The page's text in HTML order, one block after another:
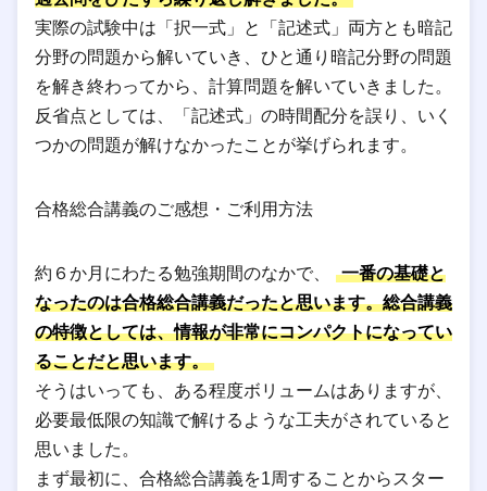
実際の試験中は「択一式」と「記述式」両方とも暗記
分野の問題から解いていき、ひと通り暗記分野の問題
を解き終わってから、計算問題を解いていきました。
反省点としては、「記述式」の時間配分を誤り、いく
つかの問題が解けなかったことが挙げられます。
合格総合講義のご感想・ご利用方法
約６か月にわたる勉強期間のなかで、
一番の基礎と
なったのは合格総合講義だったと思います。総合講義
の特徴としては、情報が非常にコンパクトになってい
ることだと思います。
そうはいっても、ある程度ボリュームはありますが、
必要最低限の知識で解けるような工夫がされていると
思いました。
まず最初に、合格総合講義を1周することからスター